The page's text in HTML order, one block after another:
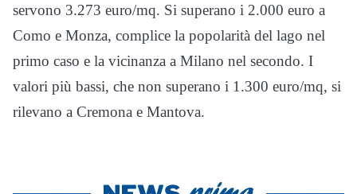
servono 3.273 euro/mq. Si superano i 2.000 euro a
Como e Monza, complice la popolarità del lago nel
primo caso e la vicinanza a Milano nel secondo. I
valori più bassi, che non superano i 1.300 euro/mq, si
rilevano a Cremona e Mantova.